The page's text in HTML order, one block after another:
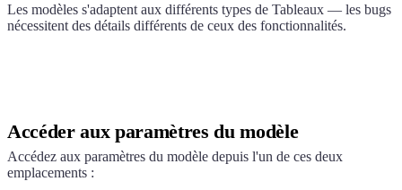
Les modèles s'adaptent aux différents types de Tableaux — les bugs
nécessitent des détails différents de ceux des fonctionnalités.
Accéder aux paramètres du modèle
Accédez aux paramètres du modèle depuis l'un de ces deux
emplacements :